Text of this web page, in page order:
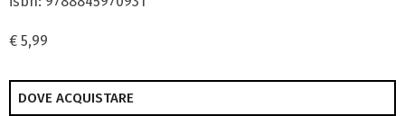
€ 5,99
DOVE ACQUISTARE